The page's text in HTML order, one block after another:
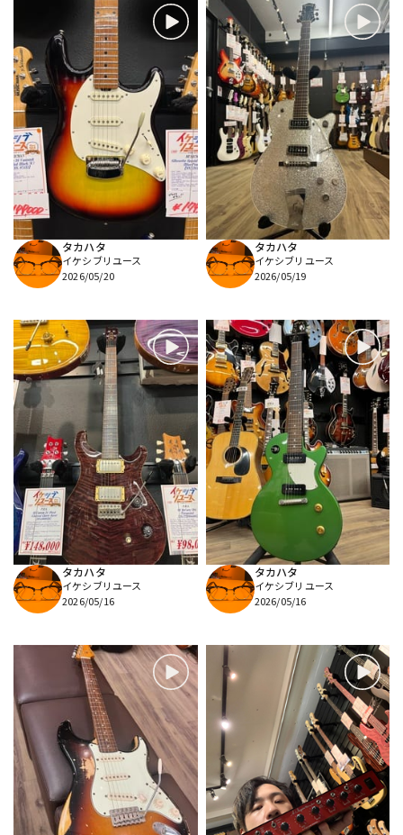
タカハタ
イケシブリユース
2026/05/20
タカハタ
イケシブリユース
2026/05/19
タカハタ
イケシブリユース
2026/05/16
タカハタ
イケシブリユース
2026/05/16